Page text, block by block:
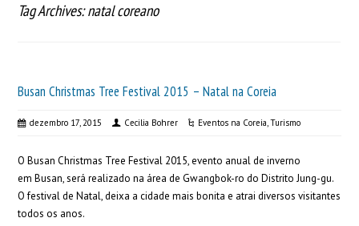
Tag Archives: natal coreano
Busan Christmas Tree Festival 2015 – Natal na Coreia
dezembro 17, 2015 Cecilia Bohrer Eventos na Coreia,Turismo
O Busan Christmas Tree Festival 2015, evento anual de inverno
em Busan, será realizado na área de Gwangbok-ro do Distrito Jung-gu.
O festival de Natal, deixa a cidade mais bonita e atrai diversos visitantes
todos os anos.